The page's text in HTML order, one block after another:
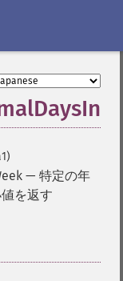
— 特定の年
を返す